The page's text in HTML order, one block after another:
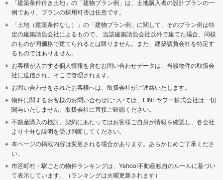
「建築条件付き土地」の「建物プラン例」は、土地購入者の設計プランの一
例であり、プランの採用可否は任意です。
「土地（建築条件なし）」の「建物プラン例」に関して、そのプラン例は特
定の建築請負会社によるもので、 当該建築請負会社以外で建てた場合、同様
のものが同価格で建てられるとは限りません。また、建築請負会社を特定す
るものではありません。
お客様が入力する個人情報を含むお問い合わせデータは、当該物件の取扱会
社に送信され、そこで管理されます。
お問い合わせをされたお客様へは、取扱会社がご連絡いたします。
物件に関するお客様のお問い合わせについては、LINEヤフー株式会社は一切
関与いたしません。取扱会社に直接ご確認ください。
不動産購入の検討、契約にあたってはお客様ご自身が情報を確認し、各会社
より十分な説明を受け判断してください。
本ページの掲載内容は変更される場合があります。あらかじめご了承くださ
い。
市区町村・駅ごとの物件ランキングは、Yahoo!不動産独自のルールに基づい
て表示しています。（ランキングは火曜更新されます）